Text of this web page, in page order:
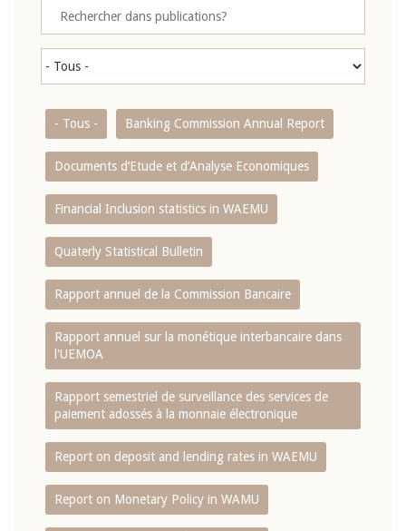
- Tous - Banking Commission Annual Report
Documents d’Etude et d’Analyse Economiques
Financial Inclusion statistics in WAEMU
Quaterly Statistical Bulletin
Rapport annuel de la Commission Bancaire
Rapport annuel sur la monétique interbancaire dans
l'UEMOA
Rapport semestriel de surveillance des services de
paiement adossés à la monnaie électronique
Report on deposit and lending rates in WAEMU
Report on Monetary Policy in WAMU